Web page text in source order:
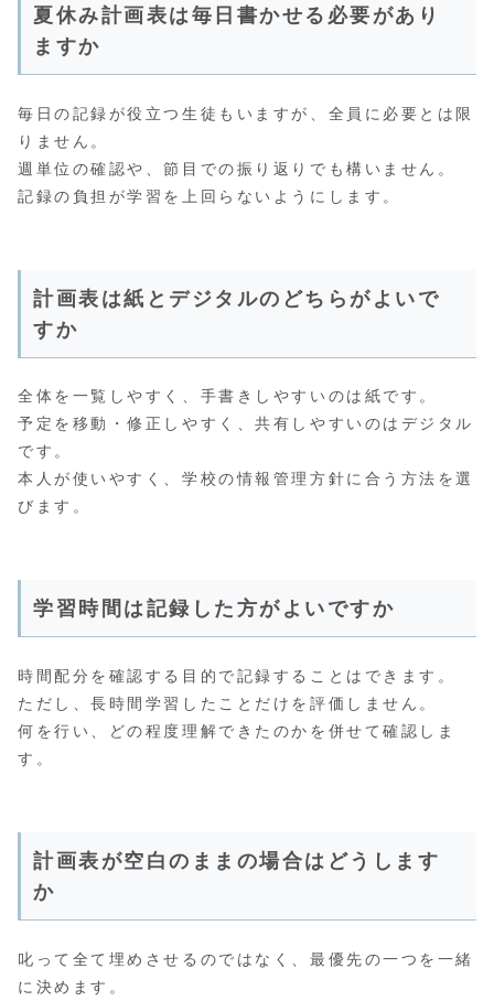
夏休み計画表は毎日書かせる必要があり
ますか
毎日の記録が役立つ生徒もいますが、全員に必要とは限
りません。
週単位の確認や、節目での振り返りでも構いません。
記録の負担が学習を上回らないようにします。
計画表は紙とデジタルのどちらがよいで
すか
全体を一覧しやすく、手書きしやすいのは紙です。
予定を移動・修正しやすく、共有しやすいのはデジタル
です。
本人が使いやすく、学校の情報管理方針に合う方法を選
びます。
学習時間は記録した方がよいですか
時間配分を確認する目的で記録することはできます。
ただし、長時間学習したことだけを評価しません。
何を行い、どの程度理解できたのかを併せて確認しま
す。
計画表が空白のままの場合はどうします
か
叱って全て埋めさせるのではなく、最優先の一つを一緒
に決めます。